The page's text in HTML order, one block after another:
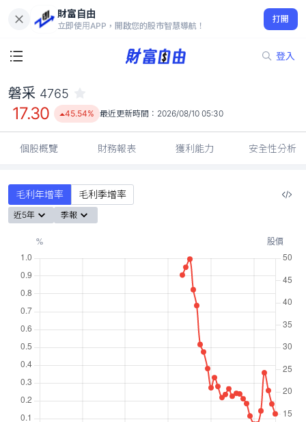
財富自由
立即使用APP，開啟您的股市智慧導航！
打開
登入
17.30
45.54%
磐采 4765
17.30 45.54% 最近更新時間： 2026/08/10 05:30
個股概覽 財務報表 獲利能力 安全性分析
毛利年增率 毛利季增率
近5年 季報